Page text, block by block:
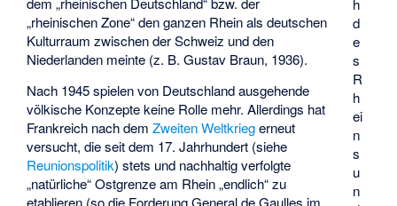
d
e
s
R
h
ei
n
s
u
n
„rheinischen Zone“ den ganzen Rhein als deutschen
Kulturraum zwischen der Schweiz und den
Niederlanden meinte (z. B. Gustav Braun, 1936).
Nach 1945 spielen von Deutschland ausgehende
völkische Konzepte keine Rolle mehr. Allerdings hat
Frankreich nach demZweiten Weltkriegerneut
versucht, die seit dem 17. Jahrhundert (siehe
Reunionspolitik) stets und nachhaltig verfolgte
„natürliche“ Ostgrenze am Rhein „endlich“ zu
etablieren (so die Forderung General de Gaulles im